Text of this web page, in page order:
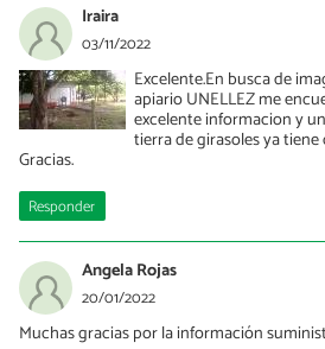
Iraira
03/11/2022
Excelente.En busca de
apiario UNELLEZ me
excelente informacion y
tierra de girasoles ya
Gracias.
Responder
Angela Rojas
20/01/2022
Muchas gracias por la información